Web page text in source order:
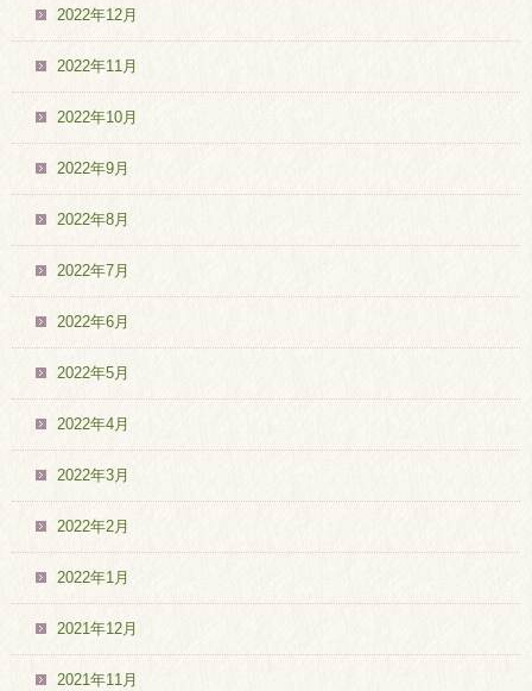
2022年12月
2022年11月
2022年10月
2022年9月
2022年8月
2022年7月
2022年6月
2022年5月
2022年4月
2022年3月
2022年2月
2022年1月
2021年12月
2021年11月